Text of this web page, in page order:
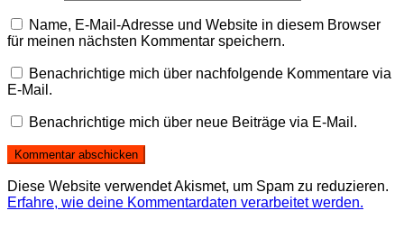
Name, E-Mail-Adresse und Website in diesem Browser
für meinen nächsten Kommentar speichern.
Benachrichtige mich über nachfolgende Kommentare via
E-Mail.
Benachrichtige mich über neue Beiträge via E-Mail.
Diese Website verwendet Akismet, um Spam zu reduzieren.
Erfahre, wie deine Kommentardaten verarbeitet werden.